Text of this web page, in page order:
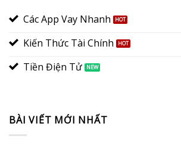
Các App Vay Nhanh
Kiến Thức Tài Chính
Tiền Điện Tử
BÀI VIẾT MỚI NHẤT